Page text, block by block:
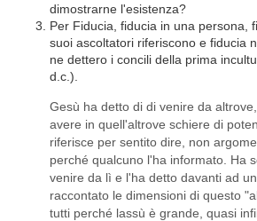
dimostrarne l'esistenza?
Per Fiducia, fiducia in una persona,
suoi ascoltatori riferiscono e fiducia
ne dettero i concili della prima
d.c.).
Gesù ha detto di di venire da
avere in quell'altrove schiere di
riferisce per sentito dire, non
perché qualcuno l'ha informato. Ha
venire da lì e l'ha detto davanti ad
raccontato le dimensioni di questo
tutti perché lassù è grande, quasi